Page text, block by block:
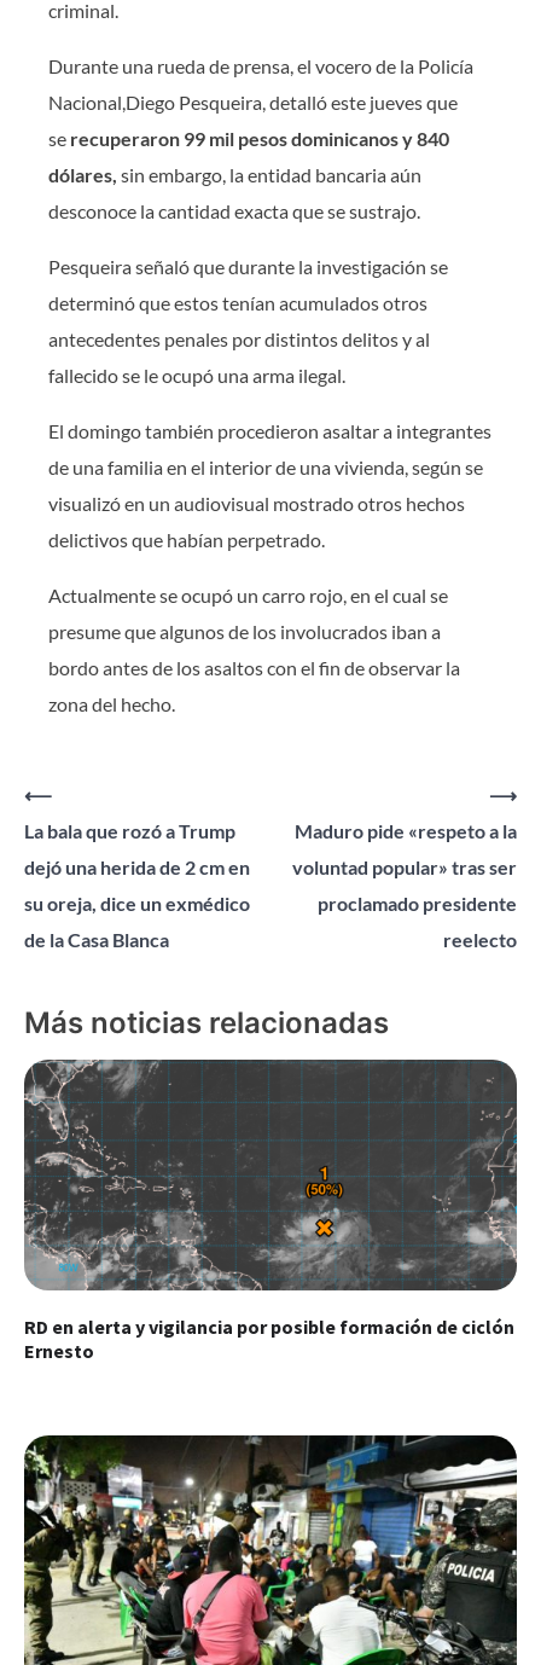
criminal.
Durante una rueda de prensa, el vocero de la Policía
Nacional,Diego Pesqueira, detalló este jueves que
se recuperaron 99 mil pesos dominicanos y 840
dólares, sin embargo, la entidad bancaria aún
desconoce la cantidad exacta que se sustrajo.
Pesqueira señaló que durante la investigación se
determinó que estos tenían acumulados otros
antecedentes penales por distintos delitos y al
fallecido se le ocupó una arma ilegal.
El domingo también procedieron asaltar a integrantes
de una familia en el interior de una vivienda, según se
visualizó en un audiovisual mostrado otros hechos
delictivos que habían perpetrado.
Actualmente se ocupó un carro rojo, en el cual se
presume que algunos de los involucrados iban a
bordo antes de los asaltos con el fin de observar la
zona del hecho.
Navegación
de
entradas
⟵
La bala que rozó a Trump
dejó una herida de 2 cm en
su oreja, dice un exmédico
de la Casa Blanca
Maduro pide «respeto a la
voluntad popular» tras ser
proclamado presidente
reelecto
⟶
Más noticias relacionadas
RD en alerta y vigilancia por posible formación de ciclón
Ernesto